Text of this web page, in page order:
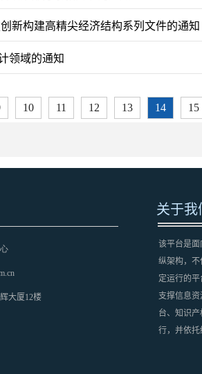
新构建高精尖经济结构系列文件的通知
领域的通知
10 11 12 13 14 15
关于我
大厦12楼
该平台是
纵架构，
定运行的
支撑信息
台、知识
行，并依托